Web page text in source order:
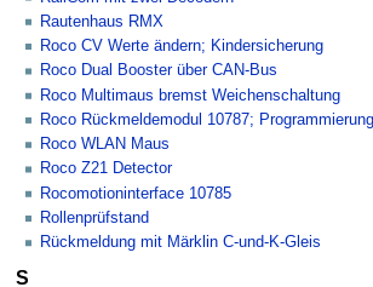
Rautenhaus RMX
Roco CV Werte ändern; Kindersicherung
Roco Dual Booster über CAN-Bus
Roco Multimaus bremst Weichenschaltung
Roco Rückmeldemodul 10787; Programmierung
Roco WLAN Maus
Roco Z21 Detector
Rocomotioninterface 10785
Rollenprüfstand
Rückmeldung mit Märklin C-und-K-Gleis
S